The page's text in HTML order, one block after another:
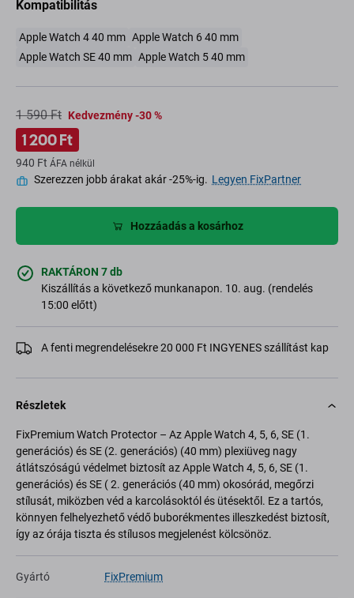
Kompatibilitás
Apple Watch 4 40 mm Apple Watch 6 40 mm
Apple Watch SE 40 mm Apple Watch 5 40 mm
1 590 Ft Kedvezmény -30 %
1 200 Ft
940 Ft ÁFA nélkül
Szerezzen jobb árakat akár -25%-ig. Legyen FixPartner
Hozzáadás a kosárhoz
RAKTÁRON 7 db
Kiszállítás a következő munkanapon. 10. aug. (rendelés
15:00 előtt)
A fenti megrendelésekre 20 000 Ft INGYENES szállítást kap
Részletek
FixPremium Watch Protector – Az Apple Watch 4, 5, 6, SE (1.
generációs) és SE (2. generációs) (40 mm) plexiüveg nagy
átlátszóságú védelmet biztosít az Apple Watch 4, 5, 6, SE (1.
generációs) és SE ( 2. generációs (40 mm) okosórád, megőrzi
stílusát, miközben véd a karcolásoktól és ütésektől. Ez a tartós,
könnyen felhelyezhető védő buborékmentes illeszkedést biztosít,
így az órája tiszta és stílusos megjelenést kölcsönöz.
Gyártó FixPremium